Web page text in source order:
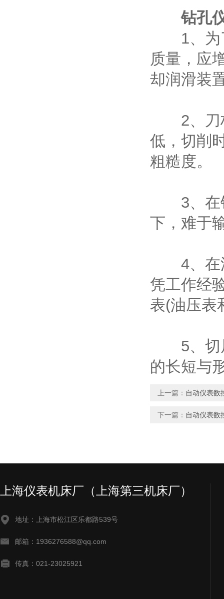
钻孔
1、为了
质量，应
却润滑装
2、刀杆
低，切削
粗糙度。
3、在钻
下，难于
4、在深
凭工作经
表(油压表
5、切屑
的长短与
上一篇： 自动仪表数
下一篇： 自动仪表数
上海仪表机床厂（上海第三机床厂）
地址：上海市松江区乐都路539号
邮箱：1936276588@qq.com
传真：021-23025921